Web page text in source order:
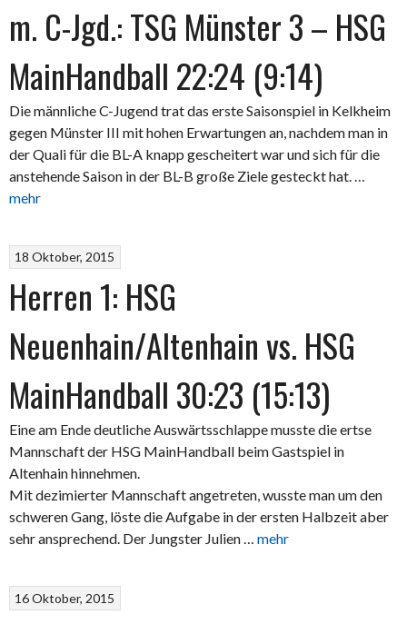
m. C-Jgd.: TSG Münster 3 – HSG
MainHandball 22:24 (9:14)
Die männliche C-Jugend trat das erste Saisonspiel in Kelkheim
gegen Münster III mit hohen Erwartungen an, nachdem man in
der Quali für die BL-A knapp gescheitert war und sich für die
anstehende Saison in der BL-B große Ziele gesteckt hat. …
mehr
18 Oktober, 2015
Herren 1: HSG
Neuenhain/Altenhain vs. HSG
MainHandball 30:23 (15:13)
Eine am Ende deutliche Auswärtsschlappe musste die ertse
Mannschaft der HSG MainHandball beim Gastspiel in
Altenhain hinnehmen.
Mit dezimierter Mannschaft angetreten, wusste man um den
schweren Gang, löste die Aufgabe in der ersten Halbzeit aber
sehr ansprechend. Der Jungster Julien … mehr
16 Oktober, 2015